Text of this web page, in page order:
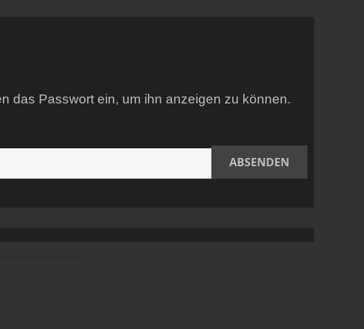
das Passwort ein, um ihn anzeigen zu können.